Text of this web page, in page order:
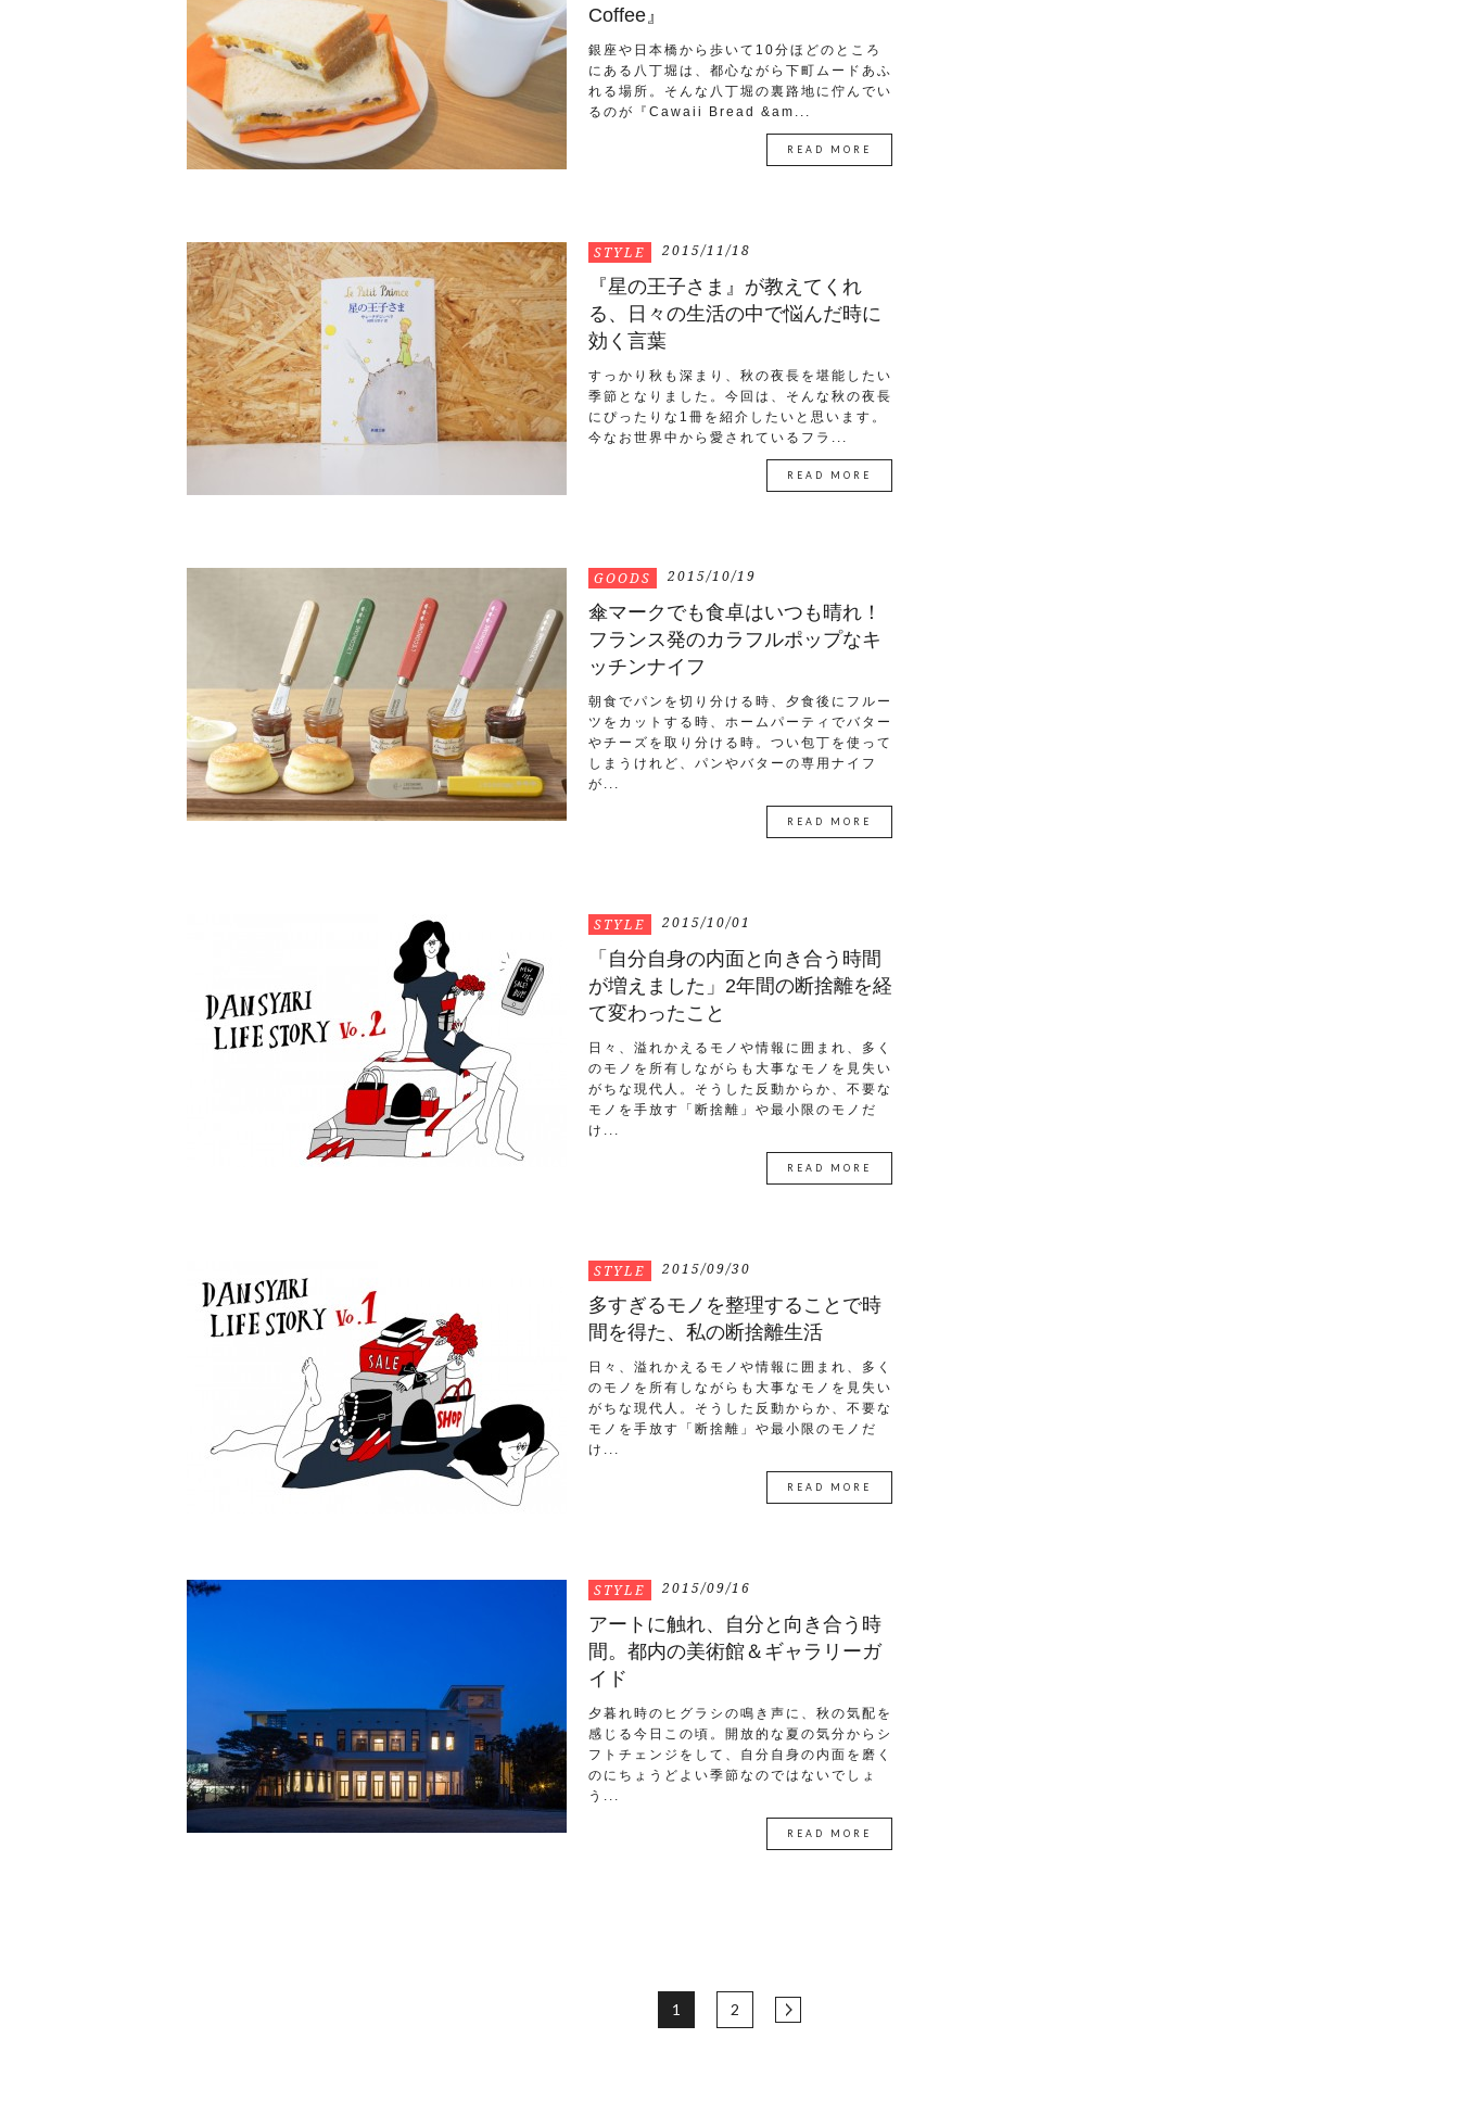
Coffee』
銀座や日本橋から歩いて10分ほどのところ
にある八丁堀は、都心ながら下町ムードあふ
れる場所。そんな八丁堀の裏路地に佇んでい
るのが『Cawaii Bread &am...
READ MORE
STYLE 2015/11/18
『星の王子さま』が教えてくれ
る、日々の生活の中で悩んだ時に
効く言葉
すっかり秋も深まり、秋の夜長を堪能したい
季節となりました。今回は、そんな秋の夜長
にぴったりな1冊を紹介したいと思います。
今なお世界中から愛されているフラ...
READ MORE
GOODS 2015/10/19
傘マークでも食卓はいつも晴れ！
フランス発のカラフルポップなキ
ッチンナイフ
朝食でパンを切り分ける時、夕食後にフルー
ツをカットする時、ホームパーティでバター
やチーズを取り分ける時。つい包丁を使って
しまうけれど、パンやバターの専用ナイフ
が...
READ MORE
STYLE 2015/10/01
「自分自身の内面と向き合う時間
が増えました」2年間の断捨離を経
て変わったこと
日々、溢れかえるモノや情報に囲まれ、多く
のモノを所有しながらも大事なモノを見失い
がちな現代人。そうした反動からか、不要な
モノを手放す「断捨離」や最小限のモノだ
け...
READ MORE
STYLE 2015/09/30
多すぎるモノを整理することで時
間を得た、私の断捨離生活
日々、溢れかえるモノや情報に囲まれ、多く
のモノを所有しながらも大事なモノを見失い
がちな現代人。そうした反動からか、不要な
モノを手放す「断捨離」や最小限のモノだ
け...
READ MORE
STYLE 2015/09/16
アートに触れ、自分と向き合う時
間。都内の美術館＆ギャラリーガ
イド
夕暮れ時のヒグラシの鳴き声に、秋の気配を
感じる今日この頃。開放的な夏の気分からシ
フトチェンジをして、自分自身の内面を磨く
のにちょうどよい季節なのではないでしょ
う...
READ MORE
1 2